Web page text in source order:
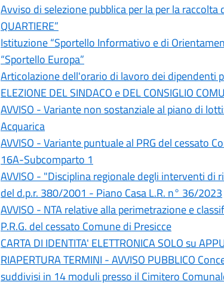
Avviso di selezione pubblica per la per la raccolta
QUARTIERE”
Istituzione “Sportello Informativo e di
“Sportello Europa”
Articolazione dell'orario di lavoro dei dipendenti
ELEZIONE DEL SINDACO e DEL CONSIGLIO
AVVISO - Variante non sostanziale al piano di
Acquarica
AVVISO - Variante puntuale al PRG del cessato
16A-Subcomparto 1
AVVISO - "Disciplina regionale degli interventi
del d.p.r. 380/2001 - Piano Casa L.R. n° 36/2023
AVVISO - NTA relative alla perimetrazione e
P.R.G. del cessato Comune di Presicce
CARTA DI IDENTITA' ELETTRONICA SOLO su
RIAPERTURA TERMINI - AVVISO PUBBLICO
suddivisi in 14 moduli presso il Cimitero